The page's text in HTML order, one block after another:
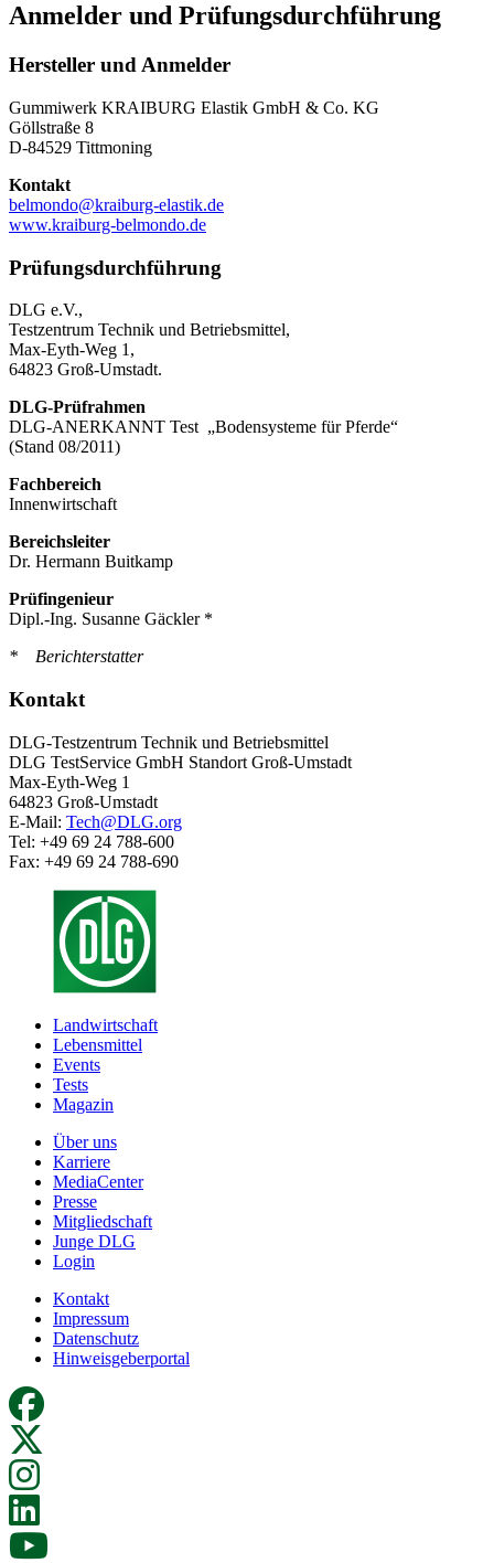
Anmelder und Prüfungsdurchführung
Hersteller und Anmelder
Gummiwerk KRAIBURG Elastik GmbH & Co. KG
Göllstraße 8
D-84529 Tittmoning
Kontakt
belmondo@kraiburg-elastik.de
www.kraiburg-belmondo.de
Prüfungsdurchführung
DLG e.V.,
Testzentrum Technik und Betriebsmittel,
Max-Eyth-Weg 1,
64823 Groß-Umstadt.
DLG-Prüfrahmen
DLG-ANERKANNT Test „Bodensysteme für Pferde“
(Stand 08/2011)
Fachbereich
Innenwirtschaft
Bereichsleiter
Dr. Hermann Buitkamp
Prüfingenieur
Dipl.-Ing. Susanne Gäckler *
* Berichterstatter
Kontakt
DLG-Testzentrum Technik und Betriebsmittel
DLG TestService GmbH Standort Groß-Umstadt
Max-Eyth-Weg 1
64823 Groß-Umstadt
E-Mail: Tech@DLG.org
Tel: +49 69 24 788-600
Fax: +49 69 24 788-690
Landwirtschaft
Lebensmittel
Events
Tests
Magazin
Über uns
Karriere
MediaCenter
Presse
Mitgliedschaft
Junge DLG
Login
Kontakt
Impressum
Datenschutz
Hinweisgeberportal